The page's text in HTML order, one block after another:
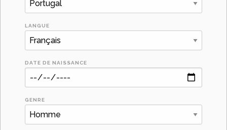
LANGUE
DATE DE NAISSANCE
GENRE